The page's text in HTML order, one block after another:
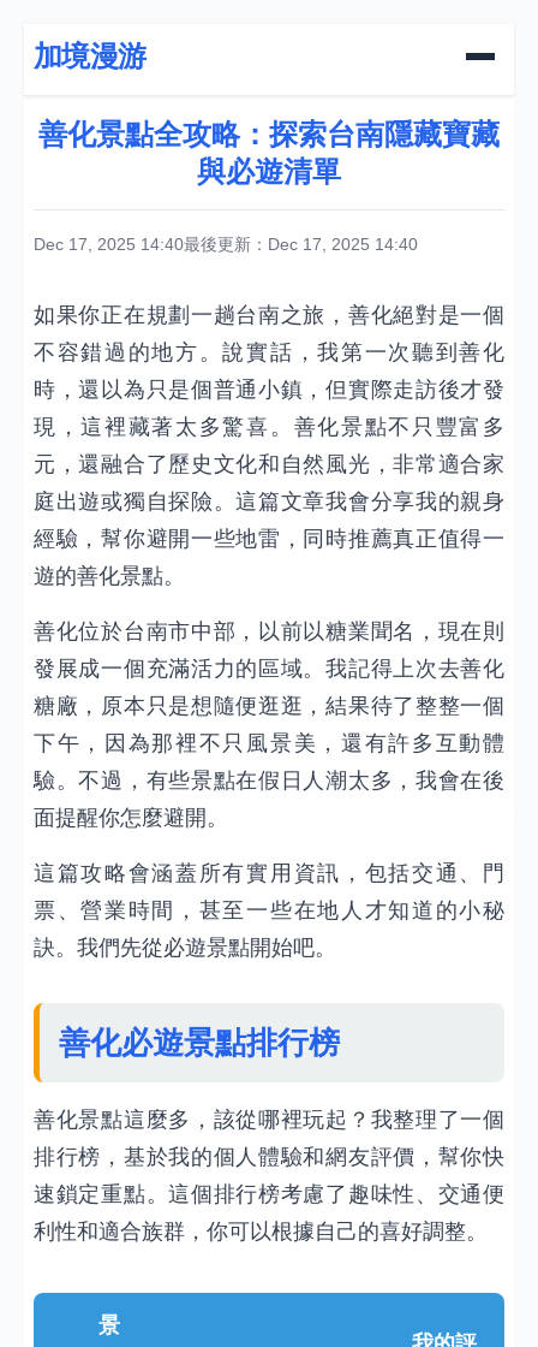
加境漫游
善化景點全攻略：探索台南隱藏寶藏
與必遊清單
Dec 17, 2025 14:40最後更新：Dec 17, 2025 14:40
如果你正在規劃一趟台南之旅，善化絕對是一個
不容錯過的地方。說實話，我第一次聽到善化
時，還以為只是個普通小鎮，但實際走訪後才發
現，這裡藏著太多驚喜。善化景點不只豐富多
元，還融合了歷史文化和自然風光，非常適合家
庭出遊或獨自探險。這篇文章我會分享我的親身
經驗，幫你避開一些地雷，同時推薦真正值得一
遊的善化景點。
善化位於台南市中部，以前以糖業聞名，現在則
發展成一個充滿活力的區域。我記得上次去善化
糖廠，原本只是想隨便逛逛，結果待了整整一個
下午，因為那裡不只風景美，還有許多互動體
驗。不過，有些景點在假日人潮太多，我會在後
面提醒你怎麼避開。
這篇攻略會涵蓋所有實用資訊，包括交通、門
票、營業時間，甚至一些在地人才知道的小秘
訣。我們先從必遊景點開始吧。
善化必遊景點排行榜
善化景點這麼多，該從哪裡玩起？我整理了一個
排行榜，基於我的個人體驗和網友評價，幫你快
速鎖定重點。這個排行榜考慮了趣味性、交通便
利性和適合族群，你可以根據自己的喜好調整。
景